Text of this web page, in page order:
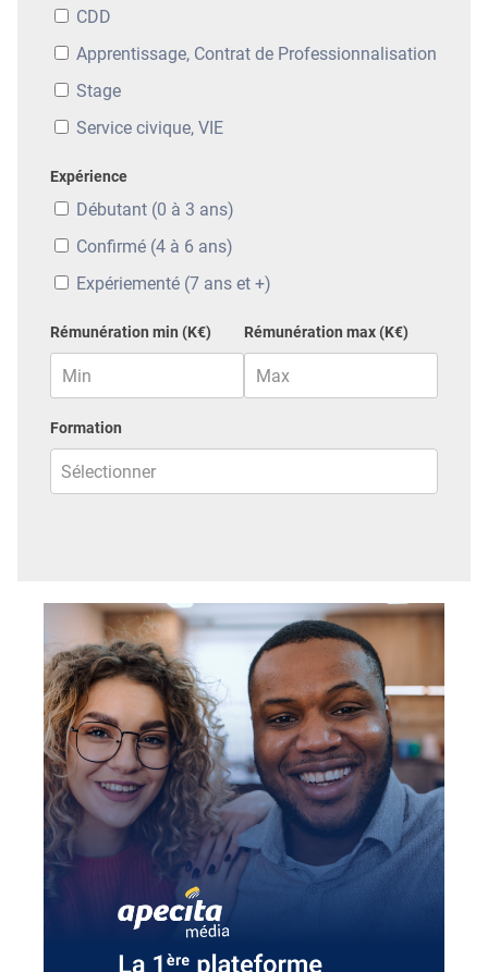
CDD
Apprentissage, Contrat de Professionnalisation
Stage
Service civique, VIE
Expérience
Débutant (0 à 3 ans)
Confirmé (4 à 6 ans)
Expériementé (7 ans et +)
Rémunération min (K€) Rémunération max (K€)
Formation